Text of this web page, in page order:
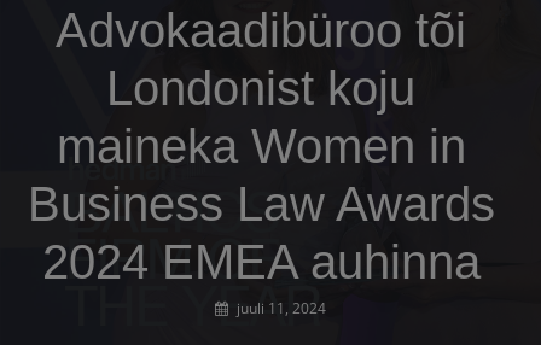
Advokaadibüroo tõi
Londonist koju
maineka Women in
Business Law Awards
2024 EMEA auhinna
juuli 11, 2024